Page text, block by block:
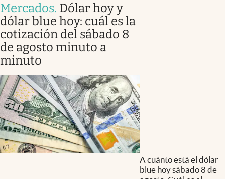
Mercados. Dólar hoy y
dólar blue hoy: cuál es la
cotización del sábado 8
de agosto minuto a
minuto
A cuánto está el dólar
blue hoy sábado 8 de